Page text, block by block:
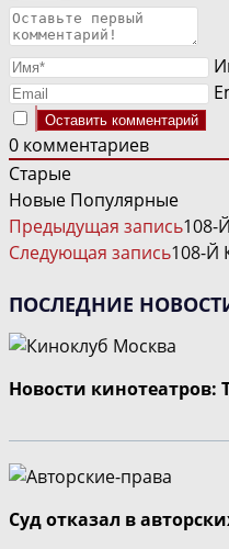
0 комментариев
Старые
Новые Популярные
ЧИТАТЬ
ДАЛЕЕ
СТАТЬИ
Предыдущая запись108-
Следующая запись108-
ПОСЛЕДНИЕ
Новости
Суд отказал в